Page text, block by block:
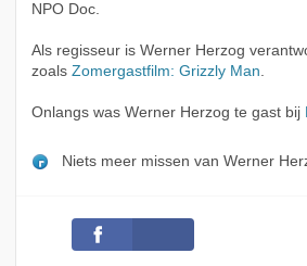
NPO Doc.
Als regisseur is Werner Herzog
zoals Zomergastfilm: Grizzly Man.
Onlangs was Werner Herzog te gast bij
Niets meer missen van Werner